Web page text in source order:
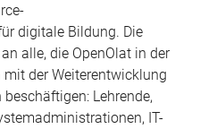
digitale Bildung. Die
alle, die OpenOlat in der
der Weiterentwicklung
Lehrende,
IT-